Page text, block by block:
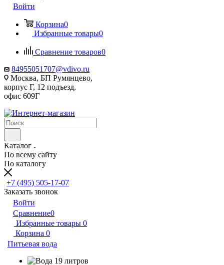
Войти
Корзина0
Избранные товары0
Сравнение товаров0
84955051707@vdivo.ru
Москва, БП Румянцево,
корпус Г, 12 подъезд,
офис 609Г
Каталог
По всему сайту
По каталогу
+7 (495) 505-17-07
Заказать звонок
Войти
Сравнение0
Избранные товары 0
Корзина 0
Питьевая вода